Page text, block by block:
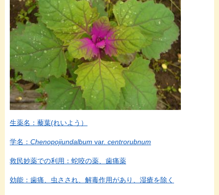
生薬名：藜葉(れいよう）
学名： Chenopojiundalbum var. centrorubnum
救民妙薬での利用：蛇咬の薬、歯痛薬
効能：歯痛、虫さされ、解毒作用があり、湿瘡を除く